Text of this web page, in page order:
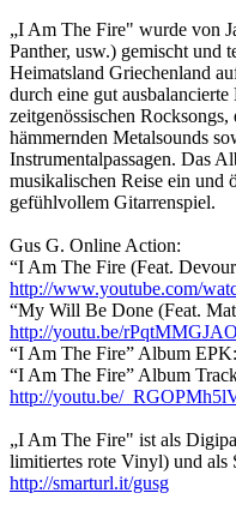
„I Am The Fire" wurde von
Panther, usw.) gemischt und
Heimatsland Griechenland
durch eine gut
zeitgenössischen
hämmernden Metalsounds
Instrumentalpassagen. Das
musikalischen Reise ein und
gefühlvollem Gitarrenspiel.
Gus G. Online Action:
“I Am The Fire (Feat.
http://www.youtube.com/
“My Will Be Done (Feat.
http://youtu.be/
“I Am The Fire” Album EPK:
“I Am The Fire” Album
http://youtu.be/
„I Am The Fire" ist als
limitiertes rote Vinyl) und als
http://smarturl.it/gusg